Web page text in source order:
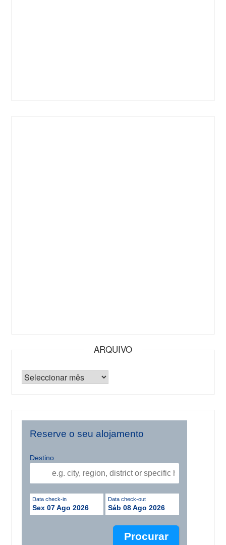
ARQUIVO
Reserve o seu alojamento
Destino
Data check-in
Sex 07 Ago 2026
Data check-out
Sáb 08 Ago 2026